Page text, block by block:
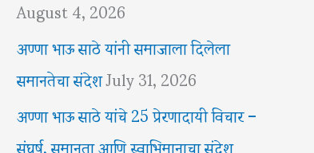
August 4, 2026
अण्णा भाऊ साठे यांनी समाजाला दिलेला
समानतेचा संदेशJuly 31, 2026
अण्णा भाऊ साठे यांचे 25 प्रेरणादायी विचार –